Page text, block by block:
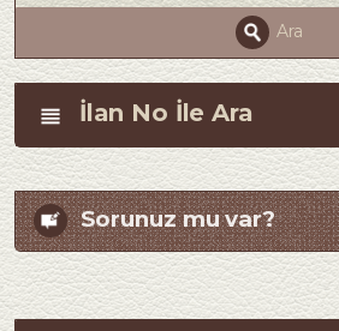
Ara
İlan No İle Ara
Sorunuz mu var?